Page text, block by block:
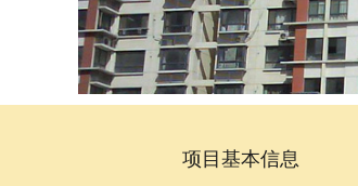
项目基本信息